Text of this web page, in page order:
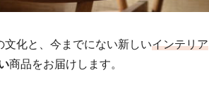
文化と、今までにない新しいインテリア
商品をお届けします。